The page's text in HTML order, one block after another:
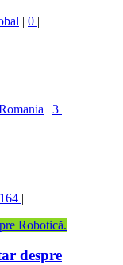
| 0 |
| 3 |
164 |
despre